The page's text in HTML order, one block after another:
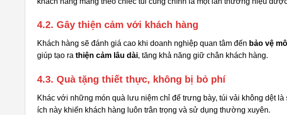
4.2. Gây thiện cảm với khách hàng
Khách hàng sẽ đánh giá cao khi doanh nghiệp quan tâm đến bảo vệ
giúp tạo ra thiện cảm lâu dài, tăng khả năng giữ chân khách hàng.
4.3. Quà tặng thiết thực, không bị bỏ phí
Khác với những món quà lưu niệm chỉ để trưng bày, túi vải không dệt là
ích này khiến khách hàng luôn trân trọng và sử dụng thường xuyên.